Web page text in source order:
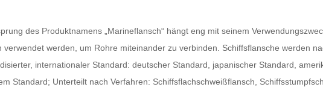
des Produktnamens „Marineflansch“ hängt eng mit seinem
verwendet werden, um Rohre miteinander zu verbinden. Schiffsflansche werden
internationaler Standard: deutscher Standard, japanischer Standard,
Standard; Unterteilt nach Verfahren: Schiffsflachschweißflansch,